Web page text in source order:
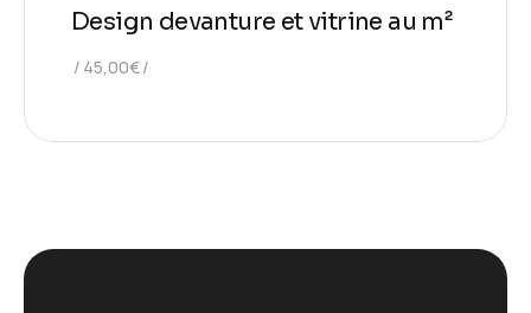
Design devanture et vitrine au m²
45,00€